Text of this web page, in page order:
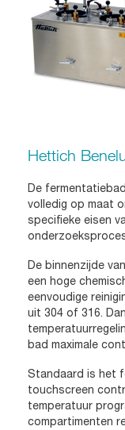
Hettich
De
volledig op maat
specifieke eisen
De binnenzijde
een hoge
eenvoudige
uit 304 of 316.
bad maximale
Standaard is het
touchscreen
temperatuur
compartimenten